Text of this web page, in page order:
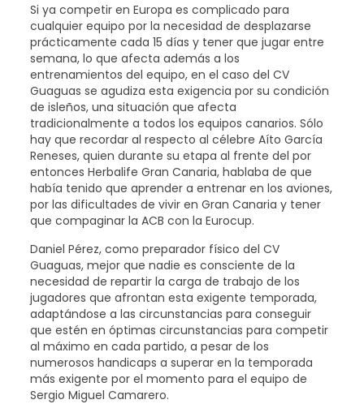
Si ya competir en Europa es complicado para
cualquier equipo por la necesidad de desplazarse
prácticamente cada 15 días y tener que jugar entre
semana, lo que afecta además a los
entrenamientos del equipo, en el caso del CV
Guaguas se agudiza esta exigencia por su condición
de isleños, una situación que afecta
tradicionalmente a todos los equipos canarios. Sólo
hay que recordar al respecto al célebre Aíto García
Reneses, quien durante su etapa al frente del por
entonces Herbalife Gran Canaria, hablaba de que
había tenido que aprender a entrenar en los aviones,
por las dificultades de vivir en Gran Canaria y tener
que compaginar la ACB con la Eurocup.
Daniel Pérez, como preparador físico del CV
Guaguas, mejor que nadie es consciente de la
necesidad de repartir la carga de trabajo de los
jugadores que afrontan esta exigente temporada,
adaptándose a las circunstancias para conseguir
que estén en óptimas circunstancias para competir
al máximo en cada partido, a pesar de los
numerosos handicaps a superar en la temporada
más exigente por el momento para el equipo de
Sergio Miguel Camarero.